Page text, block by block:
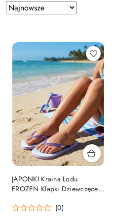
Zastosowano
sortowanie:
Sortuj
według
JAPONKI Kraina Lodu
FROZEN Klapki Dziewczęce
(0)